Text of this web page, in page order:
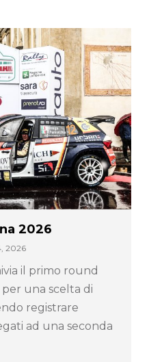
2026
2026
il primo round
una scelta di
registrare
ad una seconda